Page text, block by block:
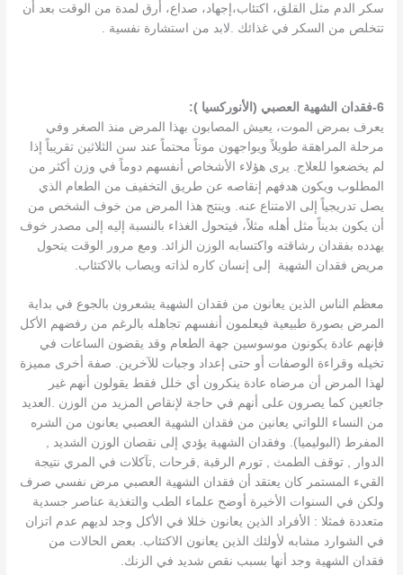
سكر الدم مثل القلق، اكتئاب،إجهاد، صداع، أرق لمدة من الوقت بعد أن
تتخلص من السكر في غذائك .لابد من استشارة نفسية .
6-فقدان الشهية العصبي (الأنوركسيا ):
يعرف بمرض الموت، يعيش المصابون بهذا المرض منذ الصغر وفي
مرحلة المراهقة طويلاً ويواجهون موتاً محتماً عند سن الثلاثين تقريباً إذا
لم يخضعوا للعلاج. يرى هؤلاء الأشخاص أنفسهم دوماً في وزن أكثر من
المطلوب ويكون هدفهم إنقاصه عن طريق التخفيف من الطعام الذي
يصل تدريجياً إلى الامتناع عنه. وينتج هذا المرض من خوف الشخص من
أن يكون بديناً مثل أهله مثلاً، فيتحول الغذاء بالنسبة إليه إلى مصدر خوف
يهدده بفقدان رشاقته واكتسابه الوزن الزائد. ومع مرور الوقت يتحول
مريض فقدان الشهية إلى إنسان كاره لذاته ويصاب بالاكتئاب.
معظم الناس الذين يعانون من فقدان الشهية يشعرون بالجوع في بداية
المرض بصورة طبيعية فيعلمون أنفسهم تجاهله بالرغم من رفضهم الأكل
فإنهم عادة يكونون موسوسين جهة الطعام وقد يقضون الساعات في
تخيله وقراءة الوصفات أو حتى إعداد وجبات للآخرين. صفة أخرى مميزة
لهذا المرض أن مرضاه عادة ينكرون أي خلل فقط يقولون أنهم غير
جائعين كما يصرون على أنهم في حاجة لإنقاص المزيد من الوزن .العديد
من النساء اللواتي يعانين من فقدان الشهية العصبي يعانون من الشره
المفرط (البوليميا). وفقدان الشهية يؤدي إلى نقصان الوزن الشديد ,
الدوار , توقف الطمث , تورم الرقبة ,قرحات ,تآكلات في المري نتيجة
القيء المستمر كان يعتقد أن فقدان الشهية العصبي مرض نفسي صرف
ولكن في السنوات الأخيرة أوضح علماء الطب والتغذية عناصر جسدية
متعددة فمثلا : الأفراد الذين يعانون خللا في الأكل وجد لديهم عدم اتزان
في الشوارد مشابه لأولئك الذين يعانون الاكتئاب. بعض الحالات من
فقدان الشهية وجد أنها بسبب نقص شديد في الزنك.